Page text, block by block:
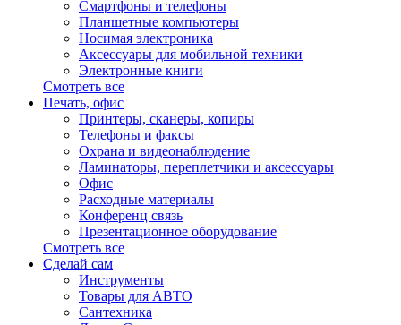
Смартфоны и телефоны
Планшетные компьютеры
Носимая электроника
Аксессуары для мобильной техники
Электронные книги
Смотреть все
Печать, офис
Принтеры, сканеры, копиры
Телефоны и факсы
Охрана и видеонаблюдение
Ламинаторы, переплетчики и аксессуары
Офис
Расходные материалы
Конференц связь
Презентационное оборудование
Смотреть все
Сделай сам
Инструменты
Товары для АВТО
Сантехника